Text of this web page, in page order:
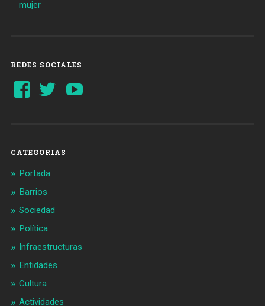
mujer
REDES SOCIALES
Ver
perfil
Ver
perfil
CATEGORIAS
Portada
Barrios
Sociedad
Política
Infraestructuras
Entidades
Cultura
Actividades